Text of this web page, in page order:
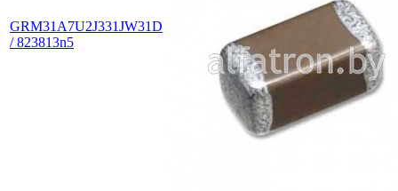
GRM31A7U2J331JW31D
/ 823813n5